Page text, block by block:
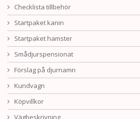
Checklista tillbehör
Startpaket kanin
Startpaket hamster
Smådjurspensionat
Förslag på djurnamn
Kundvagn
Köpvillkor
Vägbeskrivning